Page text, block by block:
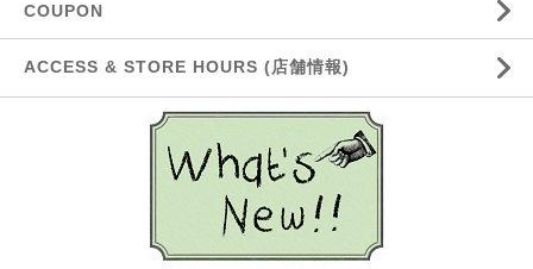
COUPON
ACCESS & STORE HOURS (店舗情報)